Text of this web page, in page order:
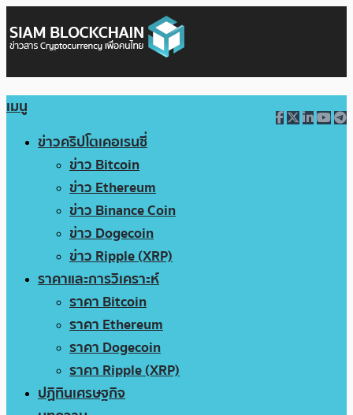
เมนู
ข่าวคริปโตเคอเรนซี่
ข่าว Bitcoin
ข่าว Ethereum
ข่าว Binance Coin
ข่าว Dogecoin
ข่าว Ripple (XRP)
ราคาและการวิเคราะห์
ราคา Bitcoin
ราคา Ethereum
ราคา Dogecoin
ราคา Ripple (XRP)
ปฏิทินเศรษฐกิจ